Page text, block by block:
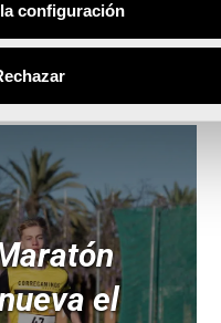
configuración
el